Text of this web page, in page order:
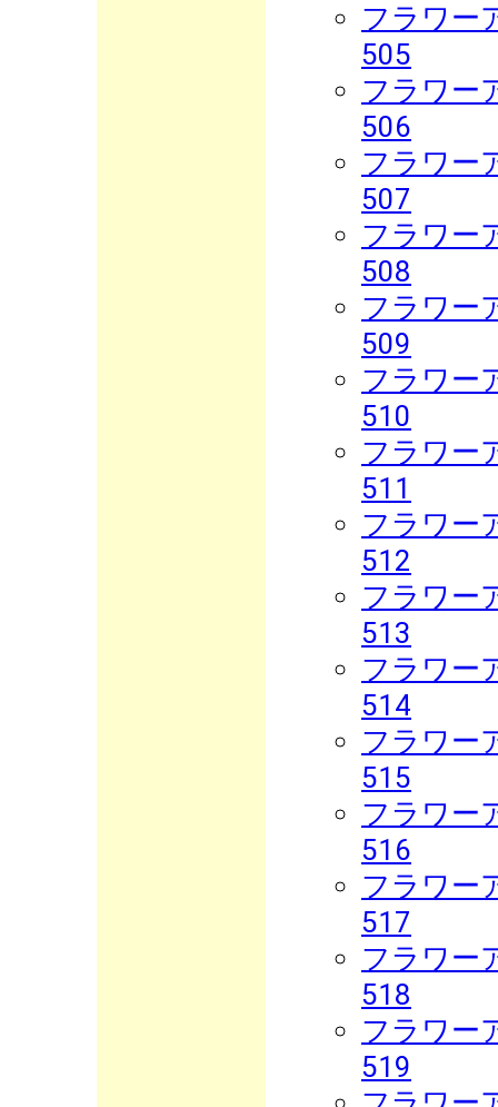
フラワー
505
フラワー
506
フラワー
507
フラワー
508
フラワー
509
フラワー
510
フラワー
511
フラワー
512
フラワー
513
フラワー
514
フラワー
515
フラワー
516
フラワー
517
フラワー
518
フラワー
519